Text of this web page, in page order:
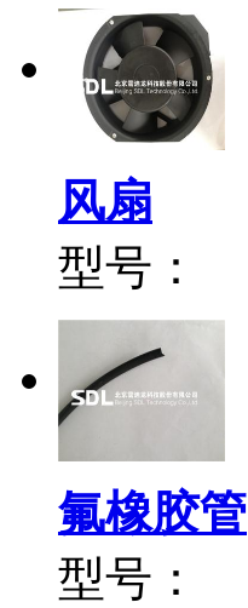
风扇
型号：
氟橡胶管
型号：